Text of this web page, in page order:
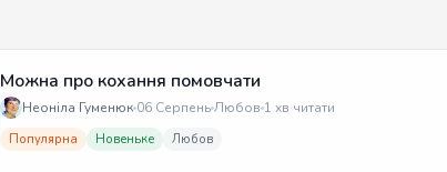
Можна про кохання помовчати
Неоніла Гуменюк 06 СерпеньЛюбов 1 хв читати
Популярна Новеньке Любов